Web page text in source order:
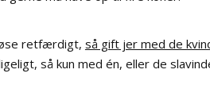
retfærdigt, så gift jer med de
så kun med én, eller de